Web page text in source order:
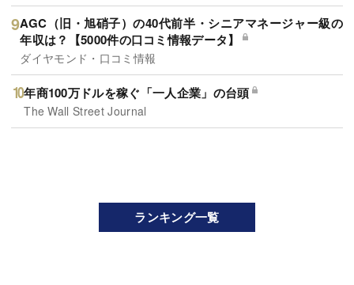
AGC（旧・旭硝子）の40代前半・シニアマネージャー級の
年収は？【5000件の口コミ情報データ】
ダイヤモンド・口コミ情報
年商100万ドルを稼ぐ「一人企業」の台頭
The Wall Street Journal
ランキング一覧